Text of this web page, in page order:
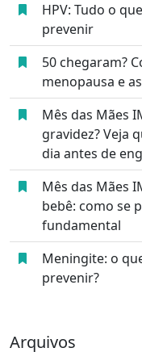
HPV: Tudo o
prevenir
50 chegaram?
menopausa e
Mês das Mães
gravidez? Veja
dia antes de
Mês das Mães
bebê: como se
fundamental
Meningite: o
prevenir?
Arquivos